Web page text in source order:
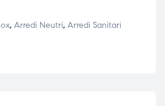
, Arredi Neutri, Arredi Sanitari